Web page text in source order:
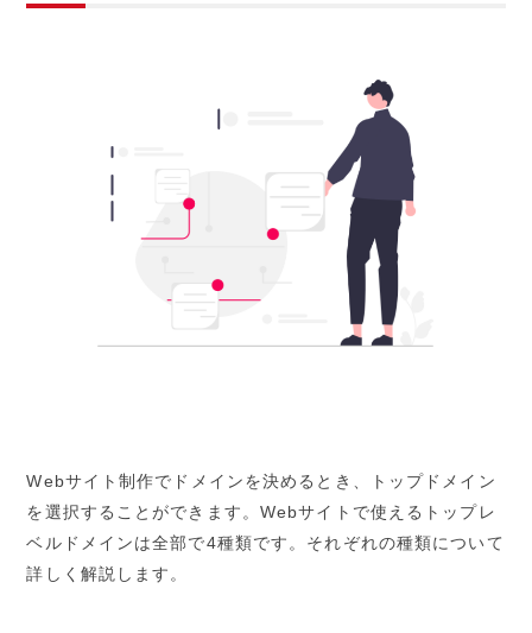
Webサイト制作でドメインを決めるとき、トップドメイン
を選択することができます。Webサイトで使えるトップレ
ベルドメインは全部で4種類です。それぞれの種類について
詳しく解説します。